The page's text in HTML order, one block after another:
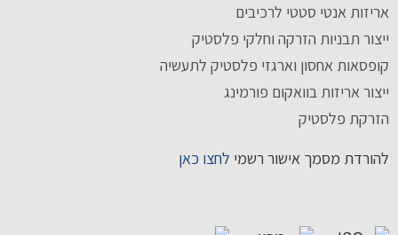
אריזות אנטי סטטי לרכיבים
ייצור תבניות הזרקה וחלקי פלסטיק
קופסאות אחסון וארגזי פלסטיק לתעשיה
ייצור אריזות בוואקום פורמינג
הזרקת פלסטיק
להורדת מסמך אישור רשמי לחצו כאן